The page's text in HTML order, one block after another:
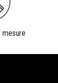
mesure